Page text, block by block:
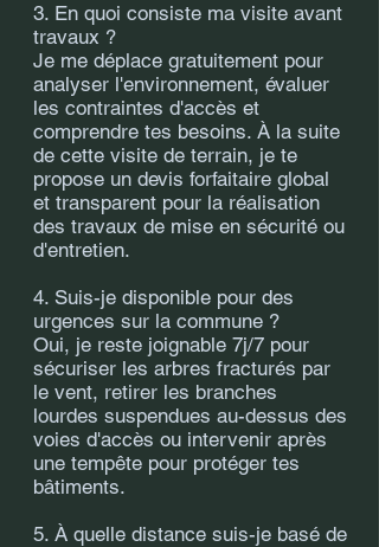
3. En quoi consiste ma visite avant
travaux ?
Je me déplace gratuitement pour
analyser l'environnement, évaluer
les contraintes d'accès et
comprendre tes besoins. À la suite
de cette visite de terrain, je te
propose un devis forfaitaire global
et transparent pour la réalisation
des travaux de mise en sécurité ou
d'entretien.
4. Suis-je disponible pour des
urgences sur la commune ?
Oui, je reste joignable 7j/7 pour
sécuriser les arbres fracturés par
le vent, retirer les branches
lourdes suspendues au-dessus des
voies d'accès ou intervenir après
une tempête pour protéger tes
bâtiments.
5. À quelle distance suis-je basé de